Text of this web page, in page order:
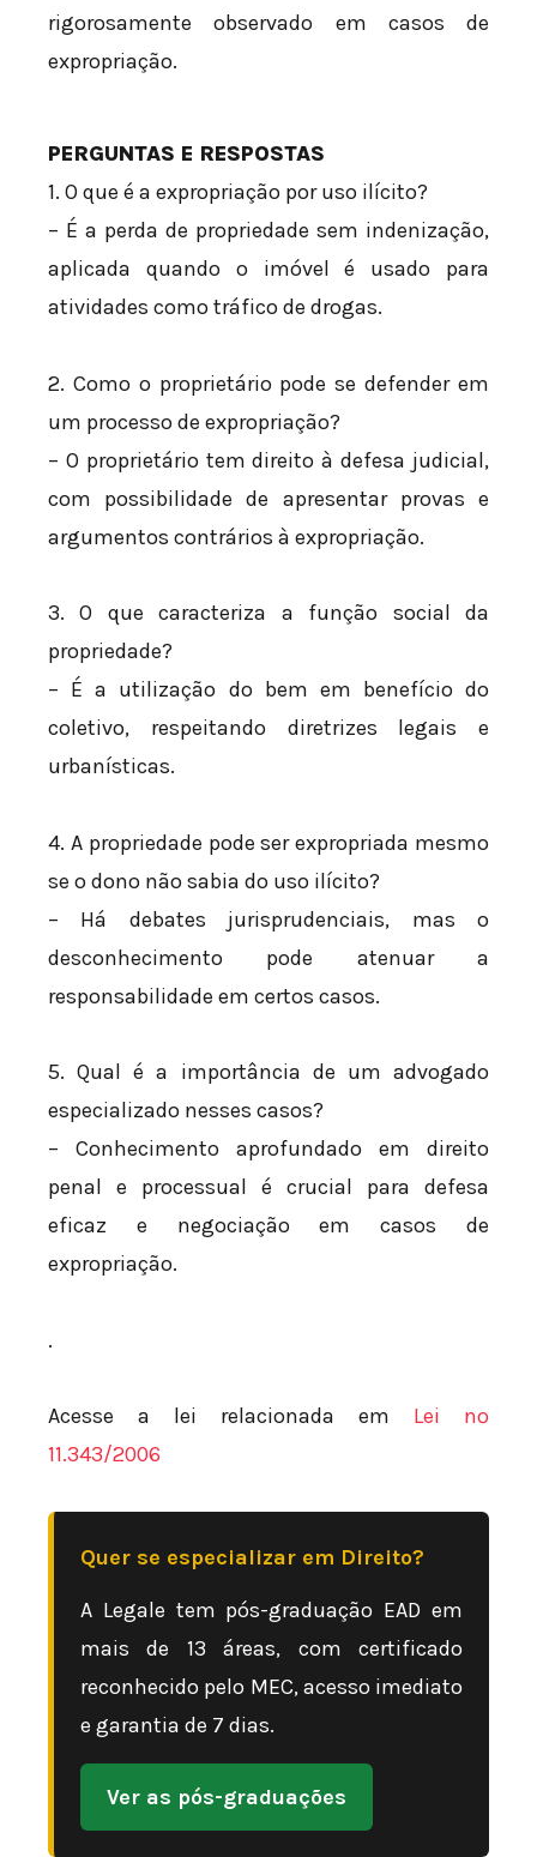
rigorosamente observado em casos de
expropriação.
PERGUNTAS E RESPOSTAS
1. O que é a expropriação por uso ilícito?
– É a perda de propriedade sem indenização,
aplicada quando o imóvel é usado para
atividades como tráfico de drogas.
2. Como o proprietário pode se defender em
um processo de expropriação?
– O proprietário tem direito à defesa judicial,
com possibilidade de apresentar provas e
argumentos contrários à expropriação.
3. O que caracteriza a função social da
propriedade?
– É a utilização do bem em benefício do
coletivo, respeitando diretrizes legais e
urbanísticas.
4. A propriedade pode ser expropriada mesmo
se o dono não sabia do uso ilícito?
– Há debates jurisprudenciais, mas o
desconhecimento pode atenuar a
responsabilidade em certos casos.
5. Qual é a importância de um advogado
especializado nesses casos?
– Conhecimento aprofundado em direito
penal e processual é crucial para defesa
eficaz e negociação em casos de
expropriação.
.
Acesse a lei relacionada em Lei nº
11.343/2006
Quer se especializar em Direito?
A Legale tem pós-graduação EAD em
mais de 13 áreas, com certificado
reconhecido pelo MEC, acesso imediato
e garantia de 7 dias.
Ver as pós-graduações